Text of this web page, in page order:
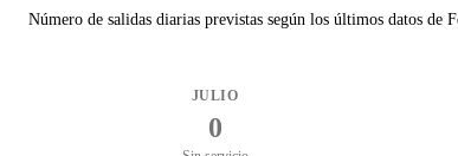
Número de salidas diarias previstas según los últimos datos de
JULIO
0